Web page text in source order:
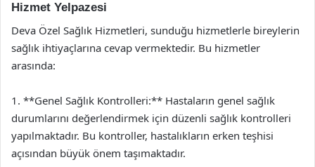
Hizmet Yelpazesi
Deva Özel Sağlık Hizmetleri, sunduğu hizmetlerle bireylerin
sağlık ihtiyaçlarına cevap vermektedir. Bu hizmetler
arasında:
1. **Genel Sağlık Kontrolleri:** Hastaların genel sağlık
durumlarını değerlendirmek için düzenli sağlık kontrolleri
yapılmaktadır. Bu kontroller, hastalıkların erken teşhisi
açısından büyük önem taşımaktadır.